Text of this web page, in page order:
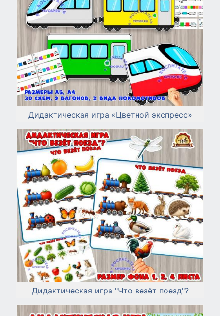
Дидактическая игра «Цветной экспресс»
Дидактическая игра "Что везёт поезд"?